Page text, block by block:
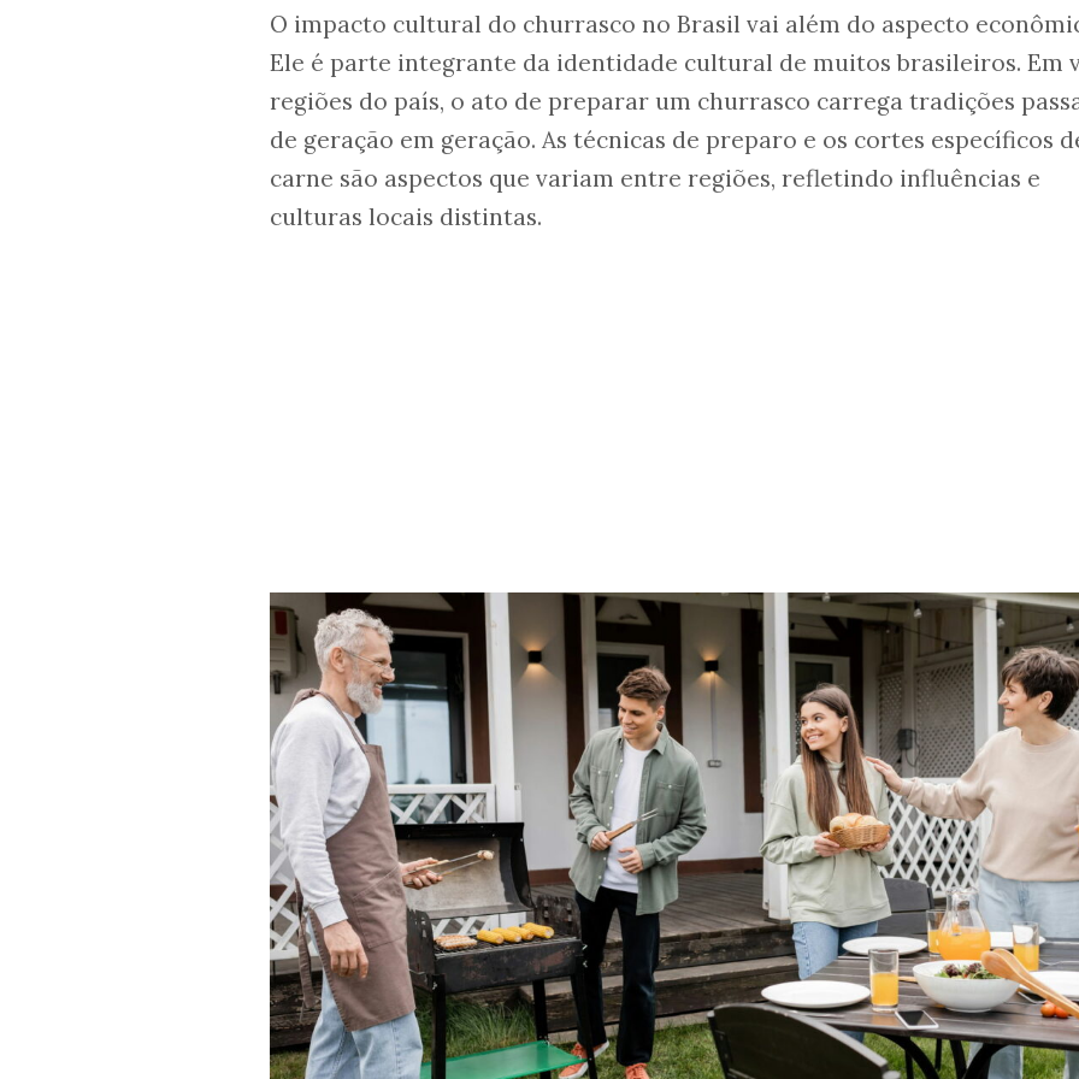
O impacto cultural do churrasco no Brasil vai além do aspecto
Ele é parte integrante da identidade cultural de muitos brasileiros. Em
regiões do país, o ato de preparar um churrasco carrega tradições
de geração em geração. As técnicas de preparo e os cortes específicos
carne são aspectos que variam entre regiões, refletindo influências e
culturas locais distintas.